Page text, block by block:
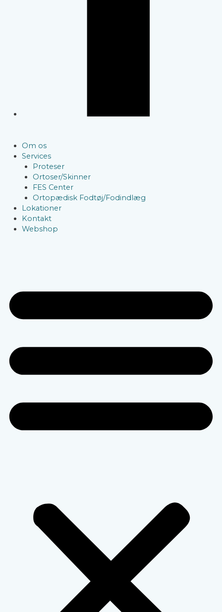
Om os
Services
Proteser
Ortoser/Skinner
FES Center
Ortopædisk Fodtøj/Fodindlæg
Lokationer
Kontakt
Webshop